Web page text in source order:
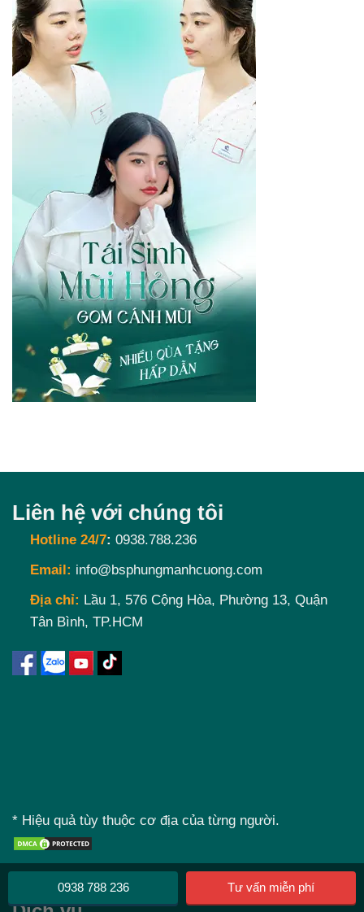
Liên hệ với chúng tôi
Hotline 24/7: 0938.788.236
Email: info@bsphungmanhcuong.com
Địa chỉ: Lầu 1, 576 Cộng Hòa, Phường 13, Quận
Tân Bình, TP.HCM
* Hiệu quả tùy thuộc cơ địa của từng người.
0938 788 236 Tư vấn miễn phí